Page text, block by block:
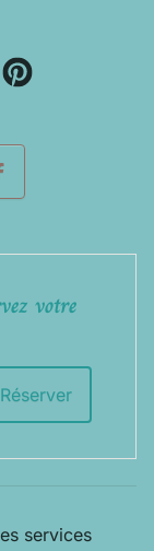
votre
Réserver
services